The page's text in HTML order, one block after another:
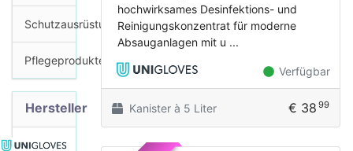
Schutzausrüstung
Pflegeprodukte
Hersteller
hochwirksames Desinfektions- und
Reinigungskonzentrat für moderne
Absauganlagen mit u ...
Verfügbar
Kanister à 5 Liter € 38 99